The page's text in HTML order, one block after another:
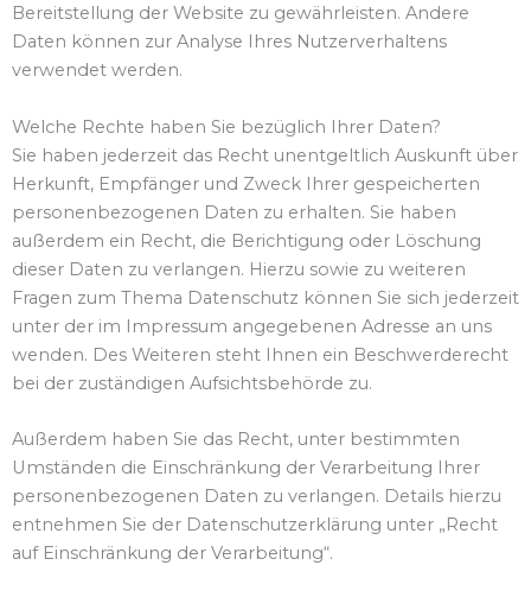
Bereitstellung der Website zu gewährleisten. Andere
Daten können zur Analyse Ihres Nutzerverhaltens
verwendet werden.
Welche Rechte haben Sie bezüglich Ihrer Daten?
Sie haben jederzeit das Recht unentgeltlich Auskunft über
Herkunft, Empfänger und Zweck Ihrer gespeicherten
personenbezogenen Daten zu erhalten. Sie haben
außerdem ein Recht, die Berichtigung oder Löschung
dieser Daten zu verlangen. Hierzu sowie zu weiteren
Fragen zum Thema Datenschutz können Sie sich jederzeit
unter der im Impressum angegebenen Adresse an uns
wenden. Des Weiteren steht Ihnen ein Beschwerderecht
bei der zuständigen Aufsichtsbehörde zu.
Außerdem haben Sie das Recht, unter bestimmten
Umständen die Einschränkung der Verarbeitung Ihrer
personenbezogenen Daten zu verlangen. Details hierzu
entnehmen Sie der Datenschutzerklärung unter „Recht
auf Einschränkung der Verarbeitung“.